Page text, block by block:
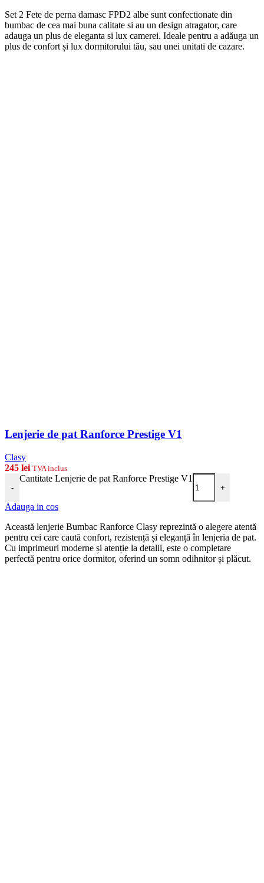
Set 2 Fete de perna damasc FPD2 albe sunt confectionate din
bumbac de cea mai buna calitate si au un design atragator, care
adauga un plus de eleganta si lux camerei. Ideale pentru a adăuga un
plus de confort și lux dormitorului tău, sau unei unitati de cazare.
Lenjerie de pat Ranforce Prestige V1
Clasy
245 lei TVA inclus
-
Cantitate Lenjerie de pat Ranforce Prestige V1
+
Adauga in cos
Această lenjerie Bumbac Ranforce Clasy reprezintă o alegere atentă
pentru cei care caută confort, rezistență și eleganță în lenjeria de pat.
Cu imprimeuri moderne și atenție la detalii, este o completare
perfectă pentru orice dormitor, oferind un somn odihnitor și plăcut.